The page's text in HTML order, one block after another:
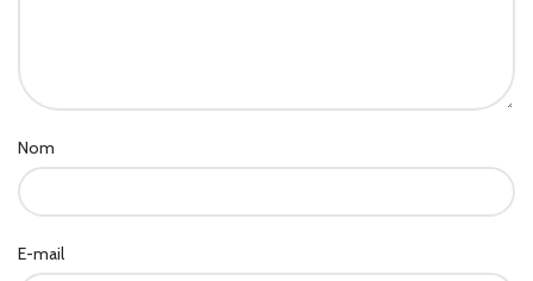
Nom
E-mail